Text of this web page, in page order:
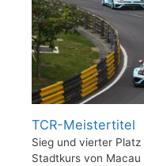
TCR-Meistertitel
Sieg und vierter
Stadtkurs von Macau